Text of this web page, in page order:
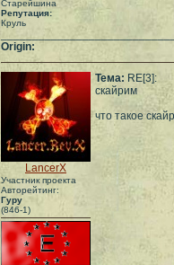
Старейшина
Репутация:
Круль
Origin:
LancerX
Участник проекта
Авторейтинг:
Гуру
(846-1)
Тема: RE[3]:
скайрим
что такое